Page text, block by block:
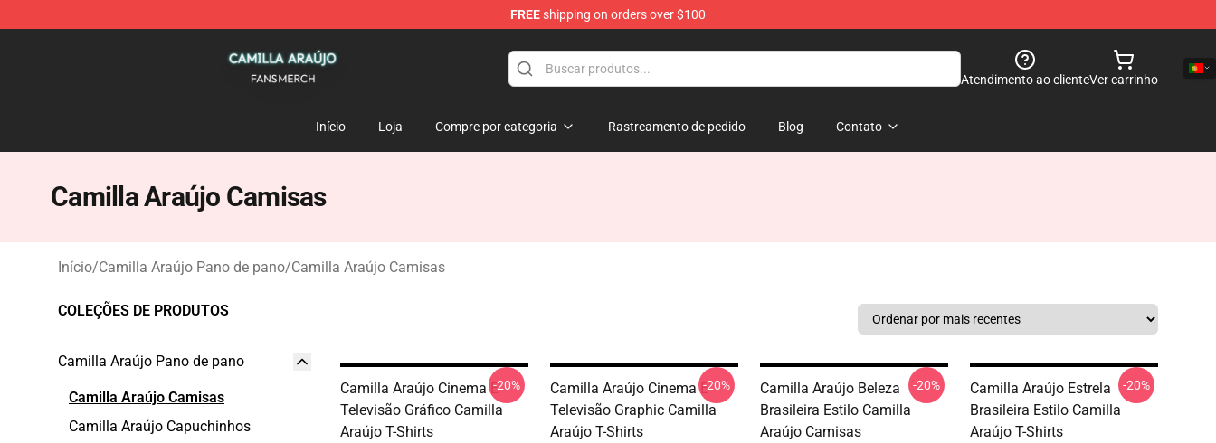
FREEshipping on orders over $100
Atendimento ao clienteVer carrinho
Início Loja Compre por categoria Rastreamento de pedido Blog Contato
Camilla Araújo Camisas
Início/Camilla Araújo Pano de pano/Camilla Araújo Camisas
COLEÇÕES DE PRODUTOS
Camilla Araújo Pano de pano
Camilla Araújo Camisas
Camilla Araújo Capuchinhos
Camilla Araújo Cinema E
Televisão Gráfico Camilla
Araújo T-Shirts
-20%
Camilla Araújo Cinema E
Televisão Graphic Camilla
Araújo T-Shirts
-20%
Camilla Araújo Beleza
Brasileira Estilo Camilla
Araújo Camisas
-20%
Camilla Araújo Estrela
Brasileira Estilo Camilla
Araújo T-Shirts
-20%